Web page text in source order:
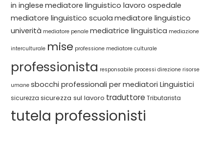
in inglese mediatore linguistico lavoro ospedale
mediatore linguistico scuola mediatore linguistico
univerità mediatore penale mediatrice linguistica mediazione
interculturale mise professione mediatore culturale
professionista responsabile processi direzione risorse
umane sbocchi professionali per mediatori Linguistici
sicurezza sicurezza sul lavoro traduttore Tributarista
tutela professionisti